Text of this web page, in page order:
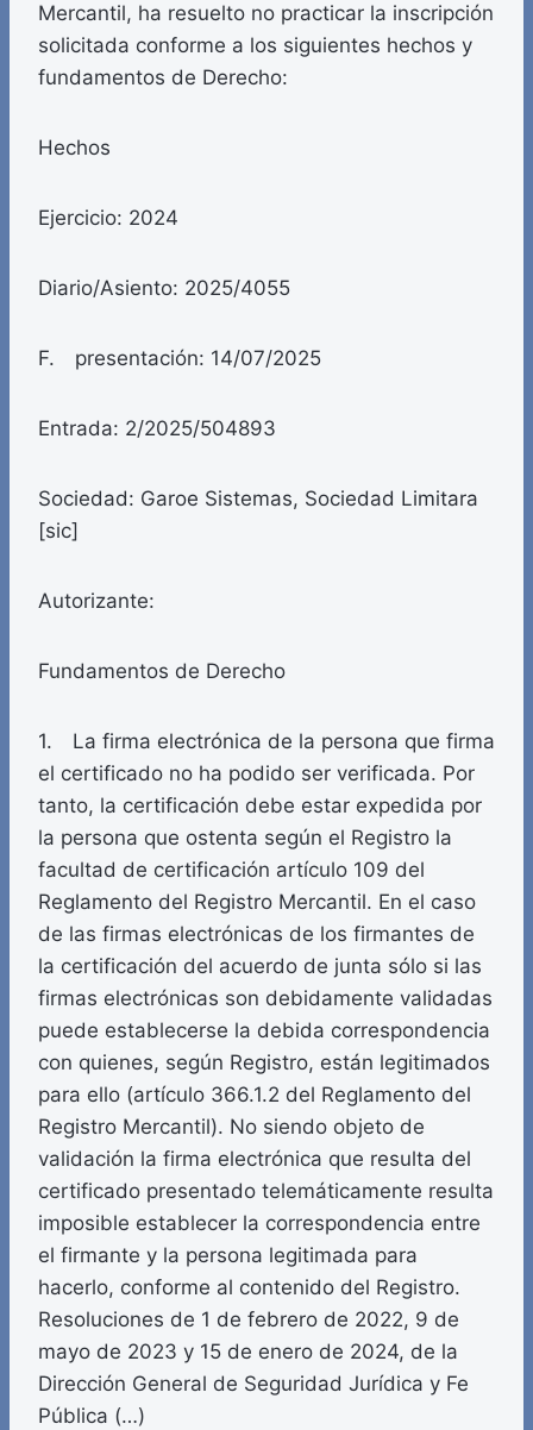
Mercantil, ha resuelto no practicar la inscripción
solicitada conforme a los siguientes hechos y
fundamentos de Derecho:
Hechos
Ejercicio: 2024
Diario/Asiento: 2025/4055
F. presentación: 14/07/2025
Entrada: 2/2025/504893
Sociedad: Garoe Sistemas, Sociedad Limitara
[sic]
Autorizante:
Fundamentos de Derecho
1. La firma electrónica de la persona que firma
el certificado no ha podido ser verificada. Por
tanto, la certificación debe estar expedida por
la persona que ostenta según el Registro la
facultad de certificación artículo 109 del
Reglamento del Registro Mercantil. En el caso
de las firmas electrónicas de los firmantes de
la certificación del acuerdo de junta sólo si las
firmas electrónicas son debidamente validadas
puede establecerse la debida correspondencia
con quienes, según Registro, están legitimados
para ello (artículo 366.1.2 del Reglamento del
Registro Mercantil). No siendo objeto de
validación la firma electrónica que resulta del
certificado presentado telemáticamente resulta
imposible establecer la correspondencia entre
el firmante y la persona legitimada para
hacerlo, conforme al contenido del Registro.
Resoluciones de 1 de febrero de 2022, 9 de
mayo de 2023 y 15 de enero de 2024, de la
Dirección General de Seguridad Jurídica y Fe
Pública (…)